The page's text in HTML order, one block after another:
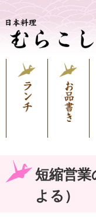
短縮営業
よる）